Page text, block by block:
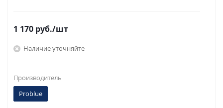
1 170 руб./шт
Наличие уточняйте
Производитель
Problue